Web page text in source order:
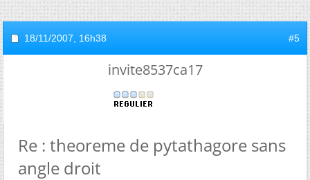
18/11/2007, 16h38 #5
invite8537ca17
Re : theoreme de pytathagore sans
angle droit